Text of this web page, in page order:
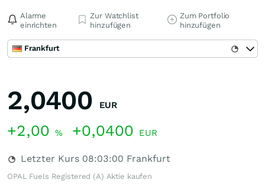
Alarme
einrichten
Zur Watchlist
hinzufügen
Zum Portfolio
hinzufügen
Frankfurt
2,0400 EUR
+2,00 % +0,0400 EUR
Letzter Kurs 08:03:00 Frankfurt
OPAL Fuels Registered (A) Aktie kaufen